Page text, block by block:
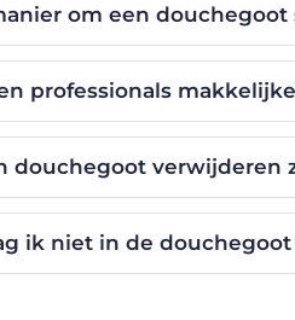
om een douchegoot
professionals
douchegoot verwijderen
ik niet in de douchegoot